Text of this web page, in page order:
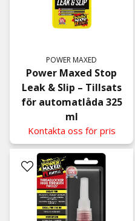
POWER MAXED
Power Maxed Stop
Leak & Slip – Tillsats
för automatlåda 325
ml
Kontakta oss för pris